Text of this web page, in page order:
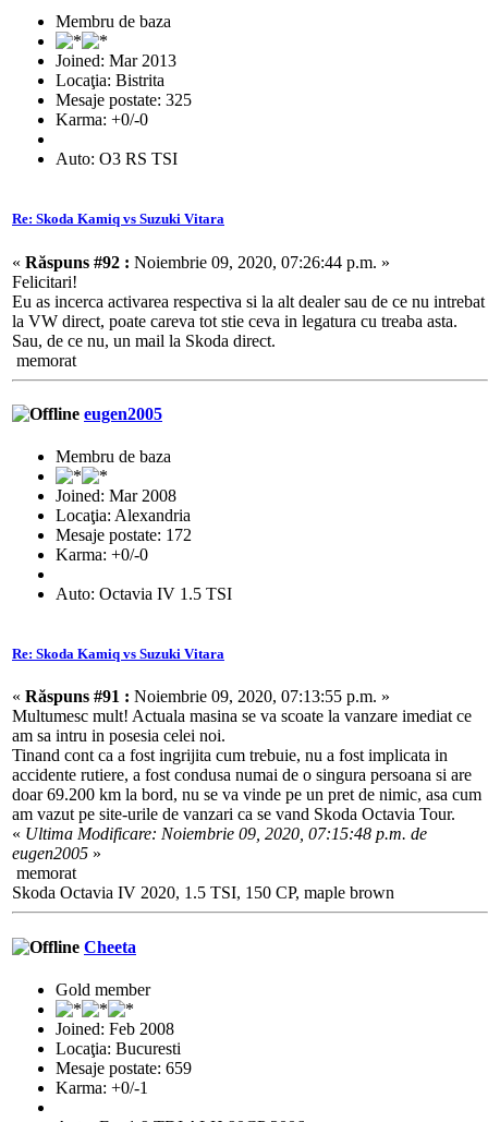
Membru de baza
Joined: Mar 2013
Locaţia: Bistrita
Mesaje postate: 325
Karma: +0/-0
Auto: O3 RS TSI
Re: Skoda Kamiq vs Suzuki Vitara
« Răspuns #92 : Noiembrie 09, 2020, 07:26:44 p.m. »
Felicitari!
Eu as incerca activarea respectiva si la alt dealer sau de ce nu intrebat
la VW direct, poate careva tot stie ceva in legatura cu treaba asta.
Sau, de ce nu, un mail la Skoda direct.
memorat
eugen2005
Membru de baza
Joined: Mar 2008
Locaţia: Alexandria
Mesaje postate: 172
Karma: +0/-0
Auto: Octavia IV 1.5 TSI
Re: Skoda Kamiq vs Suzuki Vitara
« Răspuns #91 : Noiembrie 09, 2020, 07:13:55 p.m. »
Multumesc mult! Actuala masina se va scoate la vanzare imediat ce
am sa intru in posesia celei noi.
Tinand cont ca a fost ingrijita cum trebuie, nu a fost implicata in
accidente rutiere, a fost condusa numai de o singura persoana si are
doar 69.200 km la bord, nu se va vinde pe un pret de nimic, asa cum
am vazut pe site-urile de vanzari ca se vand Skoda Octavia Tour.
« Ultima Modificare: Noiembrie 09, 2020, 07:15:48 p.m. de
eugen2005 »
memorat
Skoda Octavia IV 2020, 1.5 TSI, 150 CP, maple brown
Cheeta
Gold member
Joined: Feb 2008
Locaţia: Bucuresti
Mesaje postate: 659
Karma: +0/-1